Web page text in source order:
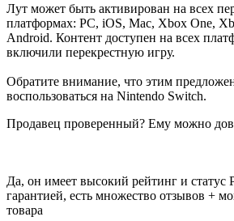
Лут может быть активирован на всех
платформах: PC, iOS, Mac, Xbox One,
Android. Контент доступен на всех
включили перекрестную игру.
Обратите внимание, что этим
воспользоваться на Nintendo Switch.
Продавец проверенный? Ему можно
Да, он имеет высокий рейтинг и статус
гарантией, есть множество отзывов +
товара